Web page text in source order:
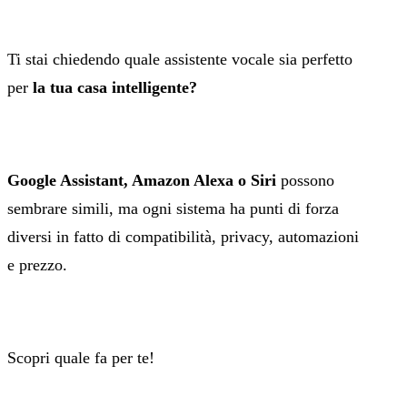
Ti stai chiedendo quale assistente vocale sia perfetto
per la tua casa intelligente?
Google Assistant, Amazon Alexa o Siri possono
sembrare simili, ma ogni sistema ha punti di forza
diversi in fatto di compatibilità, privacy, automazioni
e prezzo.
Scopri quale fa per te!